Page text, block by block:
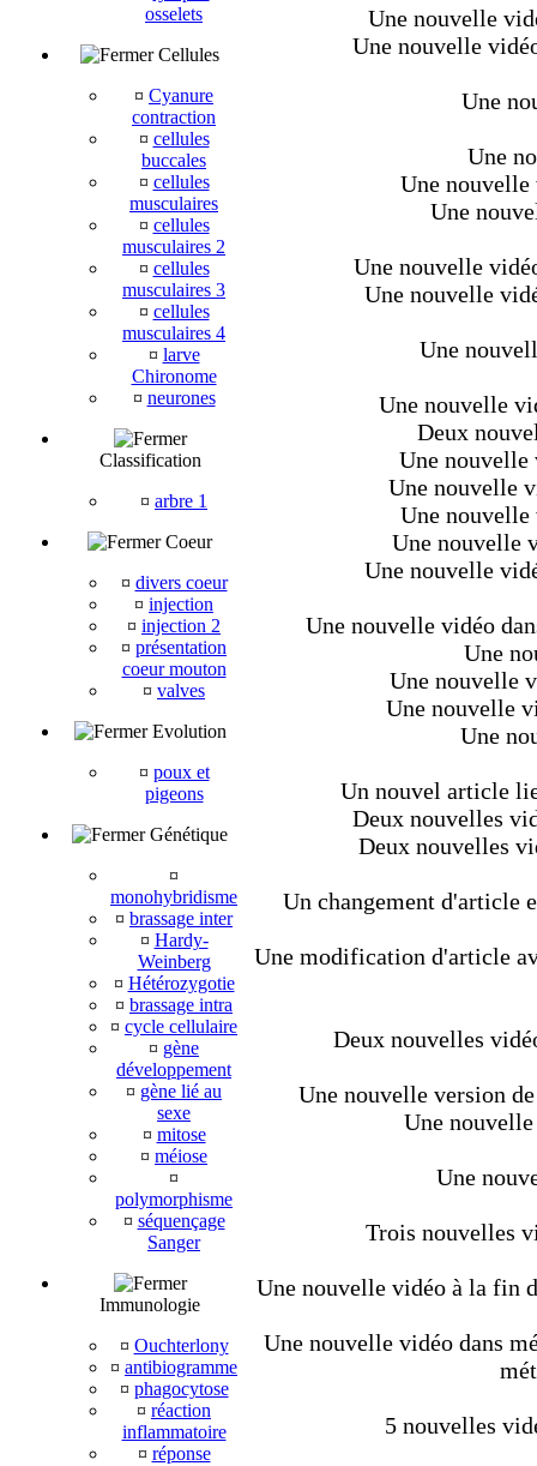
osselets
Cellules
¤ Cyanure
contraction
¤ cellules
buccales
¤ cellules
musculaires
¤ cellules
musculaires 2
¤ cellules
musculaires 3
¤ cellules
musculaires 4
¤ larve
Chironome
¤ neurones
Classification
¤ arbre 1
Coeur
¤ divers coeur
¤ injection
¤ injection 2
¤ présentation
coeur mouton
¤ valves
Evolution
¤ poux et
pigeons
Génétique
¤
monohybridisme
¤ brassage inter
¤ Hardy-
Weinberg
¤ Hétérozygotie
¤ brassage intra
¤ cycle cellulaire
¤ gène
développement
¤ gène lié au
sexe
¤ mitose
¤ méiose
¤
polymorphisme
¤ séquençage
Sanger
Immunologie
¤ Ouchterlony
¤ antibiogramme
¤ phagocytose
¤ réaction
inflammatoire
¤ réponse
Une nouvelle
Une nouvelle
Une
Une
Une nouvelle
Une
Une nouvelle
Une nouvelle
Une
Une nouvelle
Deux
Une nouvelle
Une nouvelle
Une nouvelle
Une nouvelle
Une nouvelle
Une nouvelle vidéo
Une
Une nouvelle
Une nouvelle
Une
Un nouvel article
Deux nouvelles
Deux nouvelles
Un changement d'article
Une modification d'article
Deux nouvelles
Une nouvelle version
Une
Une
Trois nouvelles
Une nouvelle vidéo à la fin
Une nouvelle vidéo dans
5 nouvelles